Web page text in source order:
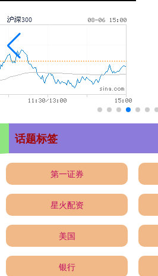
话题标签
第一证券
星火配资
美国
银行